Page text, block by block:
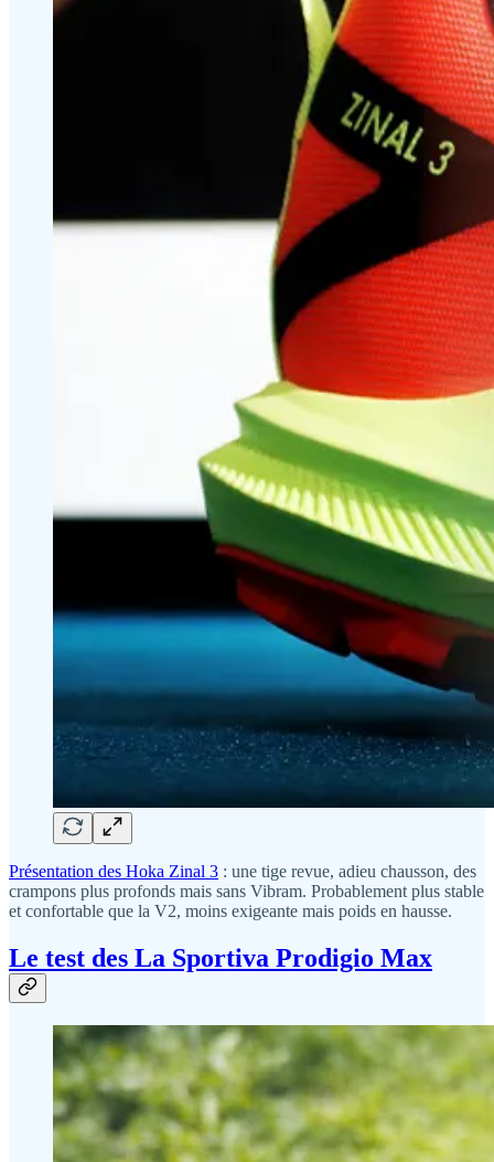
Présentation des Hoka Zinal 3 : une tige revue, adieu chausson, des
crampons plus profonds mais sans Vibram. Probablement plus stable
et confortable que la V2, moins exigeante mais poids en hausse.
Le test des La Sportiva Prodigio Max